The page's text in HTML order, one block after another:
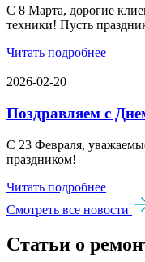
С 8 Марта, дорогие
техники! Пусть
Читать подробнее
2026-02-20
Поздравляем с
С 23 Февраля,
праздником!
Читать подробнее
Смотреть все новости
Статьи о